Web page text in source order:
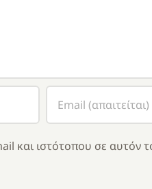
και ιστότοπου σε αυτόν